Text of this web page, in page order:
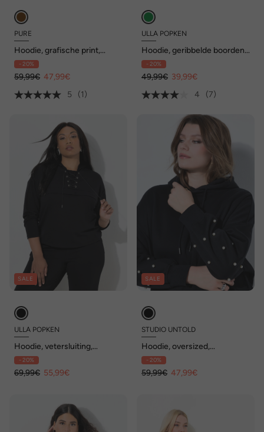
PURE
Hoodie, grafische print,
capuchon, lange mouwen,
biologisch katoen
- 20%
59,99€ 47,99€
5
(1)
ULLA POPKEN
Hoodie, geribbelde boorden,
capuchon, lange mouwen
- 20%
49,99€ 39,99€
4
(7)
SALE
ULLA POPKEN
Hoodie, vetersluiting,
capuchon, dwarsnaad, lange
mouwen
- 20%
69,99€ 55,99€
SALE
STUDIO UNTOLD
Hoodie, oversized,
decoratieve kralen,
capuchon
- 20%
59,99€ 47,99€